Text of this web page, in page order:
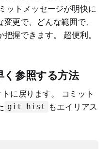
ットメッセージが明快に
更で、どんな範囲で、
握できます。 超便利。
く参照する方法
に戻ります。 コミット
git hist もエイリアス